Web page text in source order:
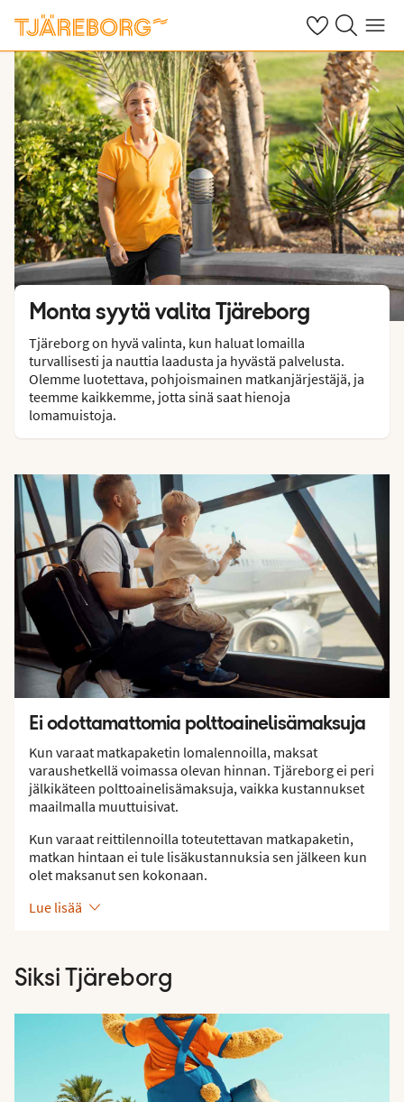
OmatHaku Valikko
Monta syytä valita Tjäreborg
Tjäreborg on hyvä valinta, kun haluat lomailla
turvallisesti ja nauttia laadusta ja hyvästä palvelusta.
Olemme luotettava, pohjoismainen matkanjärjestäjä, ja
teemme kaikkemme, jotta sinä saat hienoja
lomamuistoja.
Ei odottamattomia polttoainelisämaksuja
Kun varaat matkapaketin lomalennoilla, maksat
varaushetkellä voimassa olevan hinnan. Tjäreborg ei peri
jälkikäteen polttoainelisämaksuja, vaikka kustannukset
maailmalla muuttuisivat.
Kun varaat reittilennoilla toteutettavan matkapaketin,
matkan hintaan ei tule lisäkustannuksia sen jälkeen kun
olet maksanut sen kokonaan.
Lue lisää
Siksi Tjäreborg